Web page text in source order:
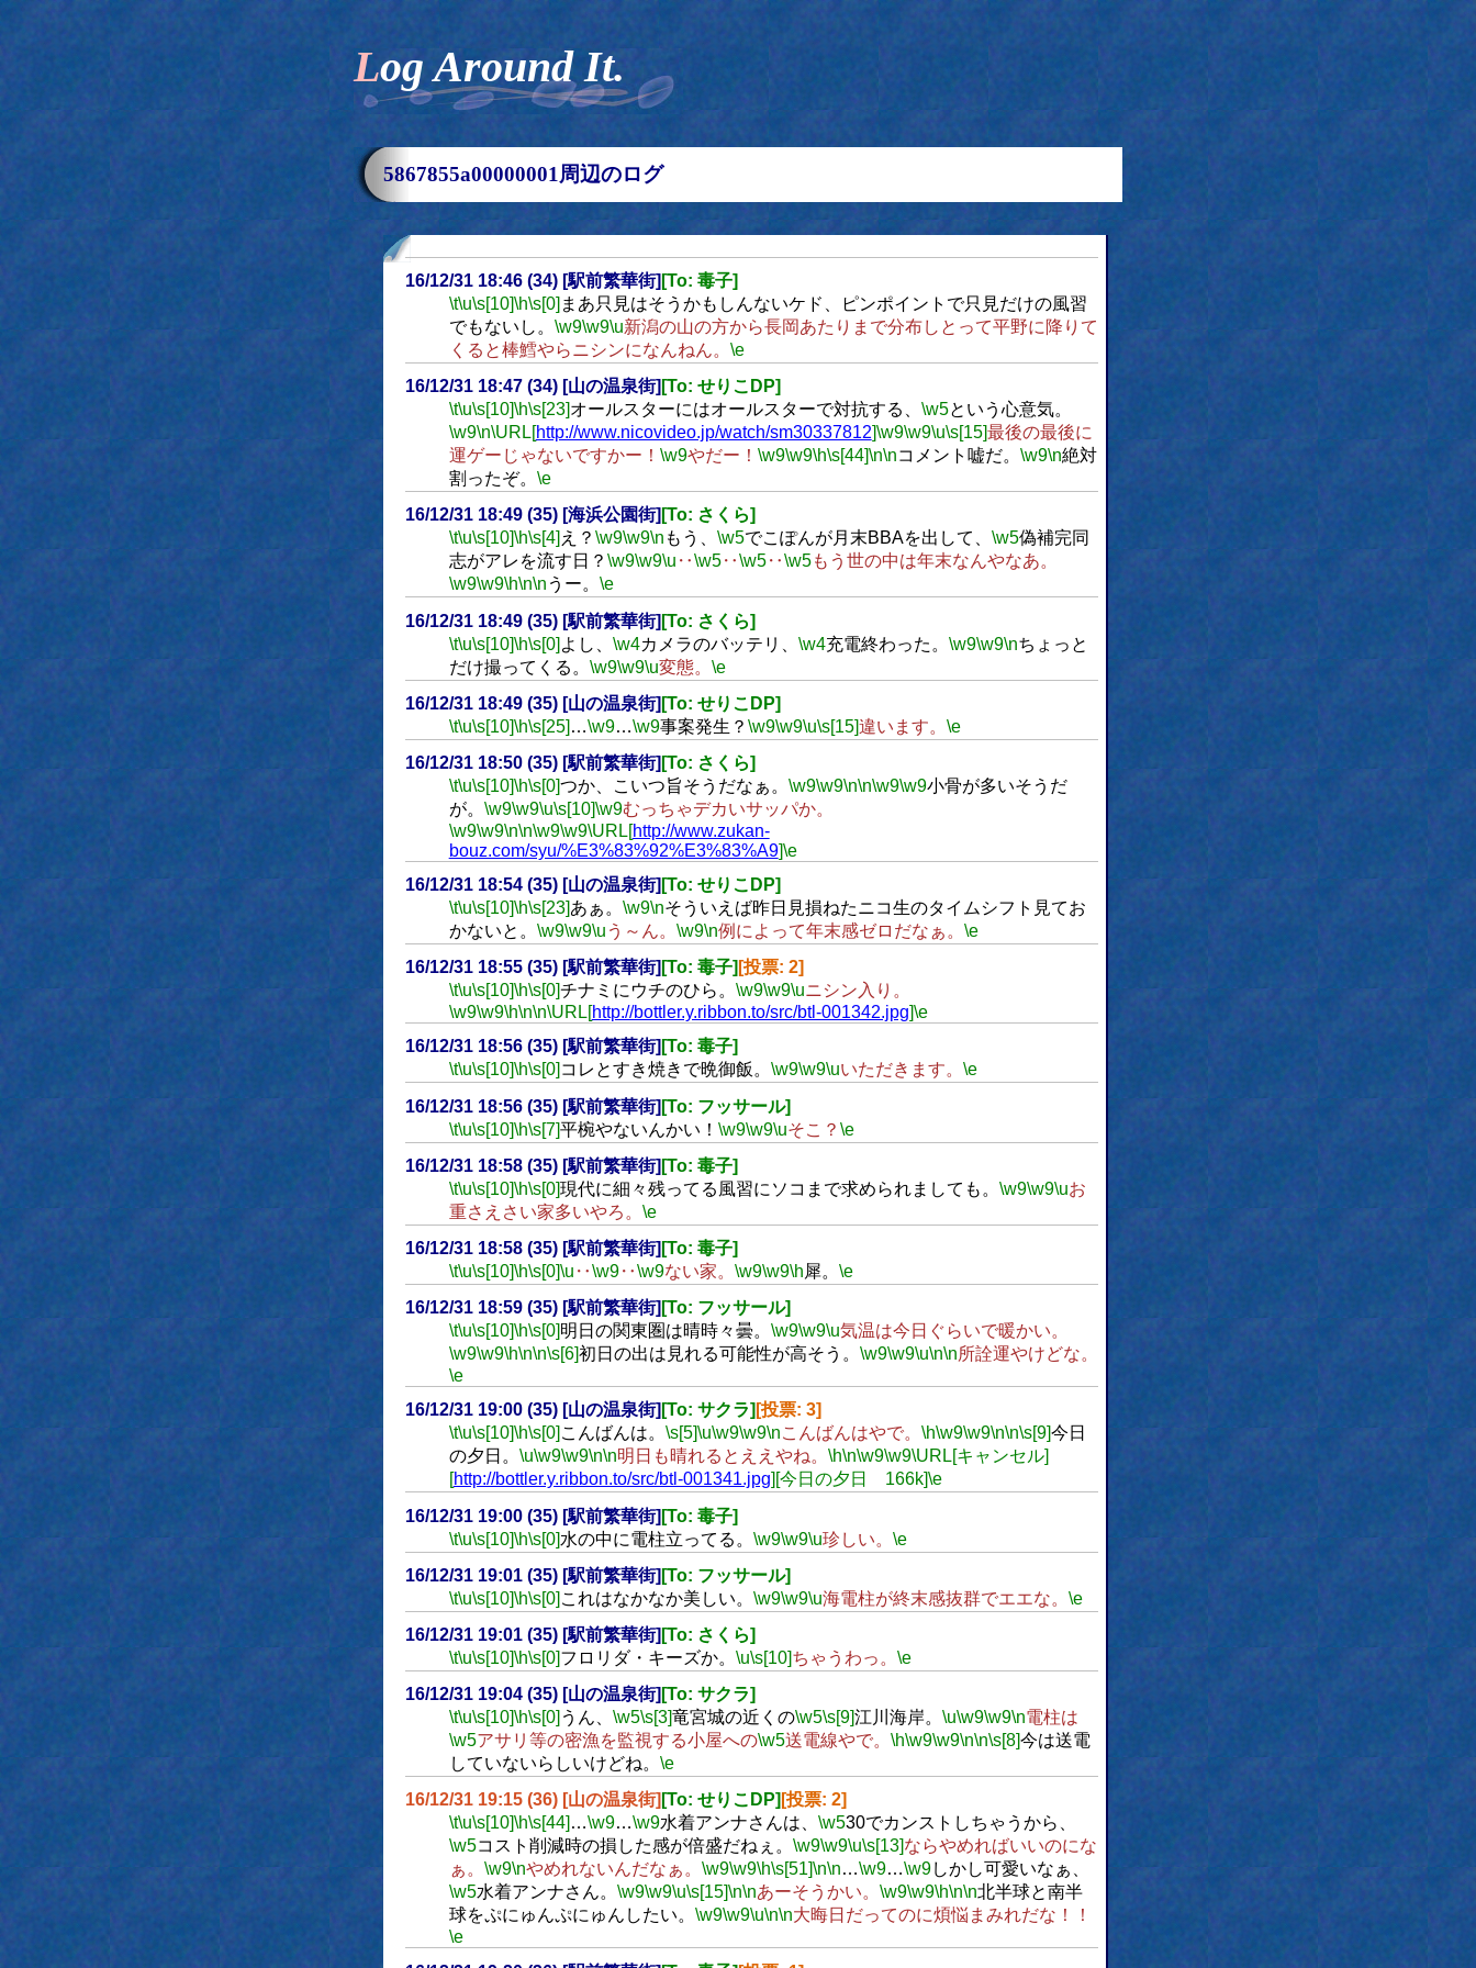
Log Around It.
5867855a00000001周辺のログ
16/12/31 18:46 (34) [駅前繁華街] [To: 毒子]
\t\u\s[10]\h\s[0] まあ只見はそうかもしんないケド、ピンポイントで只見だけの風習
でもないし。 \w9\w9\u新潟の山の方から長岡あたりまで分布しとって平野に降りて
くると棒鱈やらニシンになんねん。 \e
16/12/31 18:47 (34) [山の温泉街] [To: せりこDP]
\t\u\s[10]\h\s[23]オールスターにはオールスターで対抗する、 \w5という心意気。
\w9\n\URL[http://www.nicovideo.jp/watch/sm30337812]\w9\w9\u\s[15]最後の最後に
運ゲーじゃないですかー！ \w9やだー！ \w9\w9\h\s[44]\n\nコメント嘘だ。 \w9\n絶対
割ったぞ。 \e
16/12/31 18:49 (35) [海浜公園街] [To: さくら]
\t\u\s[10]\h\s[4] え？ \w9\w9\n もう、 \w5でこぽんが月末BBAを出して、 \w5偽補完同
志がアレを流す日？ \w9\w9\u ‥\w5‥\w5‥\w5もう世の中は年末なんやなあ。
\w9\w9\h\n\n うー。 \e
16/12/31 18:49 (35) [駅前繁華街] [To: さくら]
\t\u\s[10]\h\s[0] よし、 \w4カメラのバッテリ、 \w4充電終わった。 \w9\w9\nちょっと
だけ撮ってくる。 \w9\w9\u変態。 \e
16/12/31 18:49 (35) [山の温泉街] [To: せりこDP]
\t\u\s[10]\h\s[25] …\w9…\w9事案発生？ \w9\w9\u\s[15]違います。 \e
16/12/31 18:50 (35) [駅前繁華街] [To: さくら]
\t\u\s[10]\h\s[0]つか、こいつ旨そうだなぁ。 \w9\w9\n\n\w9\w9小骨が多いそうだ
が。 \w9\w9\u\s[10]\w9むっちゃデカいサッパか。
\w9\w9\n\n\w9\w9\URL[http://www.zukan-
bouz.com/syu/%E3%83%92%E3%83%A9]\e
16/12/31 18:54 (35) [山の温泉街] [To: せりこDP]
\t\u\s[10]\h\s[23]あぁ。 \w9\nそういえば昨日見損ねたニコ生のタイムシフト見てお
かないと。 \w9\w9\u う～ん。 \w9\n例によって年末感ゼロだなぁ。 \e
16/12/31 18:55 (35) [駅前繁華街] [To: 毒子] [投票: 2]
\t\u\s[10]\h\s[0]チナミにウチのひら。 \w9\w9\uニシン入り。
\w9\w9\h\n\n\URL[http://bottler.y.ribbon.to/src/btl-001342.jpg]\e
16/12/31 18:56 (35) [駅前繁華街] [To: 毒子]
\t\u\s[10] \h\s[0] コレとすき焼きで晩御飯。 \w9\w9\uいただきます。 \e
16/12/31 18:56 (35) [駅前繁華街] [To: フッサール]
\t\u\s[10]\h\s[7]平椀やないんかい！ \w9\w9\uそこ？ \e
16/12/31 18:58 (35) [駅前繁華街] [To: 毒子]
\t\u\s[10]\h\s[0]現代に細々残ってる風習にソコまで求められましても。 \w9\w9\uお
重さえさい家多いやろ。 \e
16/12/31 18:58 (35) [駅前繁華街] [To: 毒子]
\t\u\s[10]\h\s[0]\u ‥\w9‥\w9ない家。 \w9\w9\h犀。 \e
16/12/31 18:59 (35) [駅前繁華街] [To: フッサール]
\t\u\s[10]\h\s[0]明日の関東圏は晴時々曇。 \w9\w9\u気温は今日ぐらいで暖かい。
\w9\w9\h\n\n\s[6]初日の出は見れる可能性が高そう。 \w9\w9\u\n\n所詮運やけどな。
\e
16/12/31 19:00 (35) [山の温泉街] [To: サクラ] [投票: 3]
\t\u\s[10]\h\s[0] こんばんは。 \s[5]\u\w9\w9\nこんばんはやで。 \h\w9\w9\n\n\s[9]今日
の夕日。 \u\w9\w9\n\n明日も晴れるとええやね。 \h\n\w9\w9\URL[キャンセル]
[http://bottler.y.ribbon.to/src/btl-001341.jpg][今日の夕日 166k]\e
16/12/31 19:00 (35) [駅前繁華街] [To: 毒子]
\t\u\s[10]\h\s[0]水の中に電柱立ってる。 \w9\w9\u珍しい。 \e
16/12/31 19:01 (35) [駅前繁華街] [To: フッサール]
\t\u\s[10]\h\s[0] これはなかなか美しい。 \w9\w9\u海電柱が終末感抜群でエエな。 \e
16/12/31 19:01 (35) [駅前繁華街] [To: さくら]
\t\u\s[10]\h\s[0]フロリダ・キーズか。 \u\s[10]ちゃうわっ。 \e
16/12/31 19:04 (35) [山の温泉街] [To: サクラ]
\t\u\s[10]\h\s[0] うん、 \w5\s[3]竜宮城の近くの\w5\s[9]江川海岸。 \u\w9\w9\n電柱は
\w5アサリ等の密漁を監視する小屋への\w5送電線やで。 \h\w9\w9\n\n\s[8]今は送電
していないらしいけどね。 \e
16/12/31 19:15 (36) [山の温泉街] [To: せりこDP] [投票: 2]
\t\u\s[10]\h\s[44] …\w9…\w9水着アンナさんは、 \w530でカンストしちゃうから、
\w5コスト削減時の損した感が倍盛だねぇ。 \w9\w9\u\s[13]ならやめればいいのにな
ぁ。 \w9\nやめれないんだなぁ。 \w9\w9\h\s[51]\n\n…\w9…\w9しかし可愛いなぁ、
\w5水着アンナさん。 \w9\w9\u\s[15]\n\nあーそうかい。 \w9\w9\h\n\n北半球と南半
球をぷにゅんぷにゅんしたい。 \w9\w9\u\n\n大晦日だってのに煩悩まみれだな！！
\e